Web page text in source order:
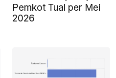
Pemkot Tual per Mei
2026